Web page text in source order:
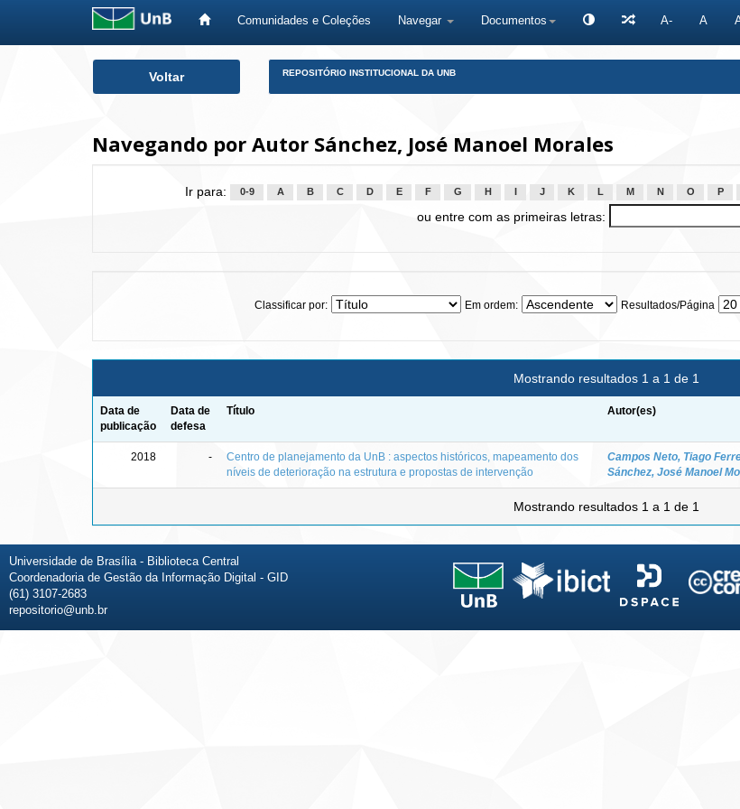
Comunidades e Coleções Navegar Documentos A- A
Voltar REPOSITÓRIO INSTITUCIONAL DA UNB
Navegando por Autor Sánchez, José Manoel Morales
Ir para: 0-9 A B C D E F G H J K L M N O P
ou entre com as primeiras letras:
Classificar por: Em ordem: Resultados/Página
Mostrando resultados 1 a 1 de 1
Data de
publicação
Data de
defesa
Título Autor(es)
2018 -
Centro de planejamento da UnB : aspectos históricos, mapeamento dos
níveis de deterioração na estrutura e propostas de intervenção
Campos Neto, Tiago
Sánchez, José Manoel
Mostrando resultados 1 a 1 de 1
Universidade de Brasília - Biblioteca Central
Coordenadoria de Gestão da Informação Digital - GID
(61) 3107-2683
repositorio@unb.br